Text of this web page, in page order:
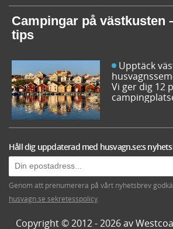
inspireras av
egna
nästa favorit
Campingar på västkusten
tips
Vi ger dig 12
campingar
Håll dig uppdaterad med husvagn.se:s
Genom att prenumerera på vårt nyhetsbrev
husvagn.se sekretesspolicy
Copyright © 2012 - 2026 av